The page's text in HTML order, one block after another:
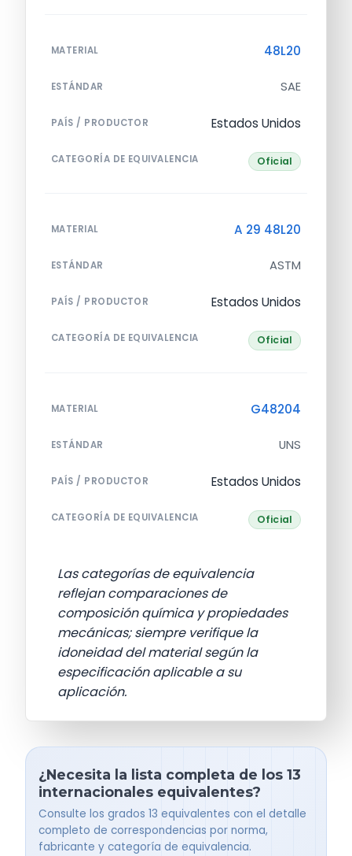
MATERIAL 48L20
ESTÁNDAR SAE
PAÍS / PRODUCTOR Estados Unidos
CATEGORÍA DE EQUIVALENCIA Oficial
MATERIAL A 29 48L20
ESTÁNDAR ASTM
PAÍS / PRODUCTOR Estados Unidos
CATEGORÍA DE EQUIVALENCIA Oficial
MATERIAL G48204
ESTÁNDAR UNS
PAÍS / PRODUCTOR Estados Unidos
CATEGORÍA DE EQUIVALENCIA Oficial
Las categorías de equivalencia
reflejan comparaciones de
composición química y propiedades
mecánicas; siempre verifique la
idoneidad del material según la
especificación aplicable a su
aplicación.
¿Necesita la lista completa de los 13
internacionales equivalentes?
Consulte los grados 13 equivalentes con el detalle
completo de correspondencias por norma,
fabricante y categoría de equivalencia.